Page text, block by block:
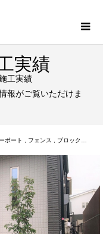
実績
工実績
報がご覧いただけま
ポート フェンス ブロック積み